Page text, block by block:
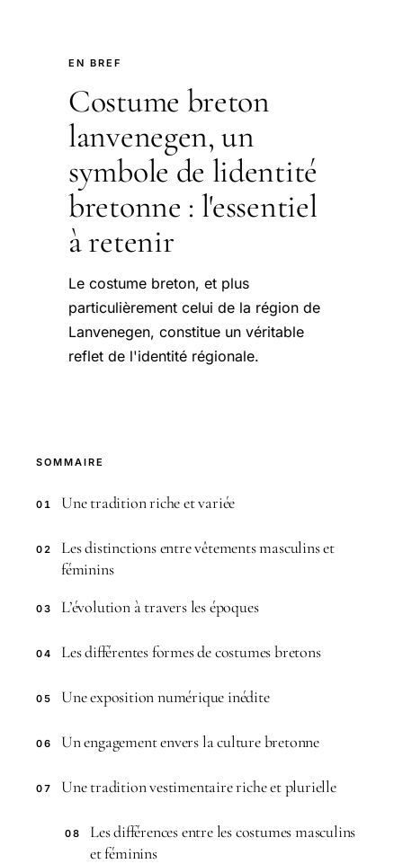
EN BREF
Costume breton
lanvenegen, un
symbole de lidentité
bretonne : l'essentiel
à retenir
Le costume breton, et plus
particulièrement celui de la région de
Lanvenegen, constitue un véritable
reflet de l'identité régionale.
SOMMAIRE
01 Une tradition riche et variée
02
Les distinctions entre vêtements masculins et
féminins
03 L’évolution à travers les époques
04 Les différentes formes de costumes bretons
05 Une exposition numérique inédite
06 Un engagement envers la culture bretonne
07 Une tradition vestimentaire riche et plurielle
08
Les différences entre les costumes masculins
et féminins